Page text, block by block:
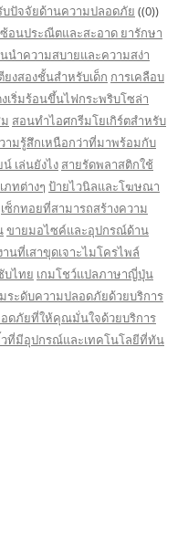
ปัจจัยด้านความปลอดภัย ((0))
ซ้อนประณีตและสะอาด ยารักษา
นำความสบายและความสง่า
ยงสองชั้นสำหรับเด็ก การเคลือบ
เริ่มร้อนขึ้นไฟกระพริบโซล่า
สอนทำไอศกรีมโยเกิร์ตสำหรับ
ามรู้สึกเหนือกว่าที่มาพร้อมกับ
เล่นยังไง สายรัดพลาสติกใช้
ภทต่างๆ ป้ายไวนิลและโฆษณา
เซ็กทอยที่สามารถสร้างความ
ขายมอไซค์และอุปกรณ์ด้าน
านที่เสาขุดเจาะไมโครไพล์
บไทย เกมโชว์แปลภาษาญี่ปุ่น
ระดับความปลอดภัยด้วยบริการ
ดภัยที่ให้คุณมั่นใจด้วยบริการ
ที่มีอุปกรณ์และเทคโนโลยีที่ทัน